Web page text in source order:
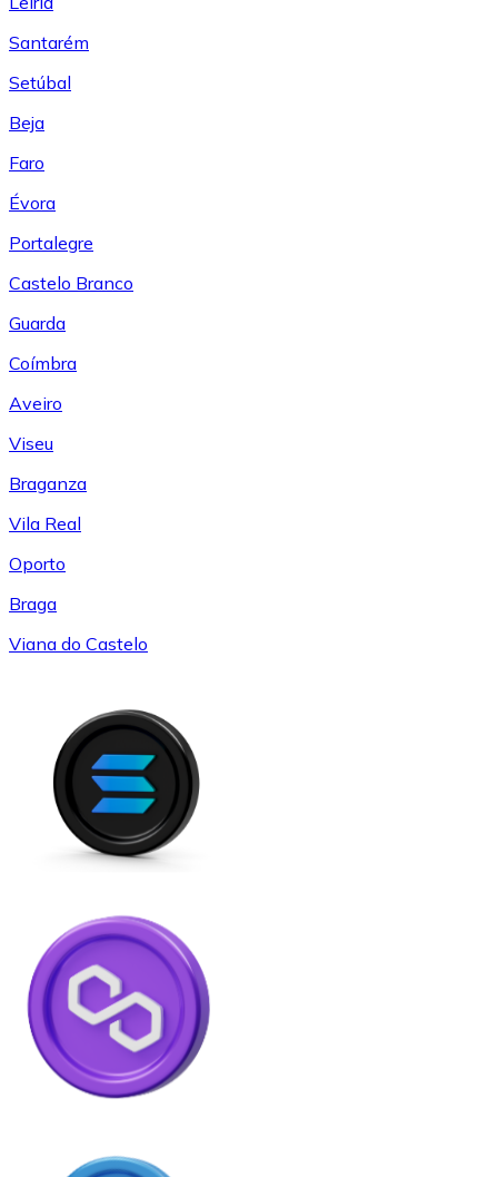
Santarém
Setúbal
Beja
Faro
Évora
Portalegre
Castelo Branco
Guarda
Coímbra
Aveiro
Viseu
Braganza
Vila Real
Oporto
Braga
Viana do Castelo